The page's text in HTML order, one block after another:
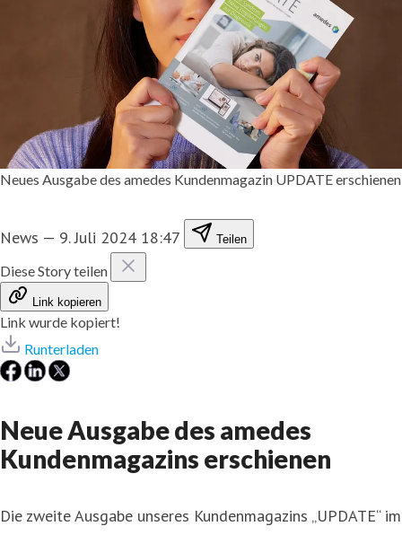
Neues Ausgabe des amedes Kundenmagazin UPDATE erschienen
News — 9. Juli 2024 18:47 Teilen
Diese Story teilen
Link kopieren
Link wurde kopiert!
Runterladen
Neue Ausgabe des amedes
Kundenmagazins erschienen
Die zweite Ausgabe unseres Kundenmagazins „UPDATE“ im